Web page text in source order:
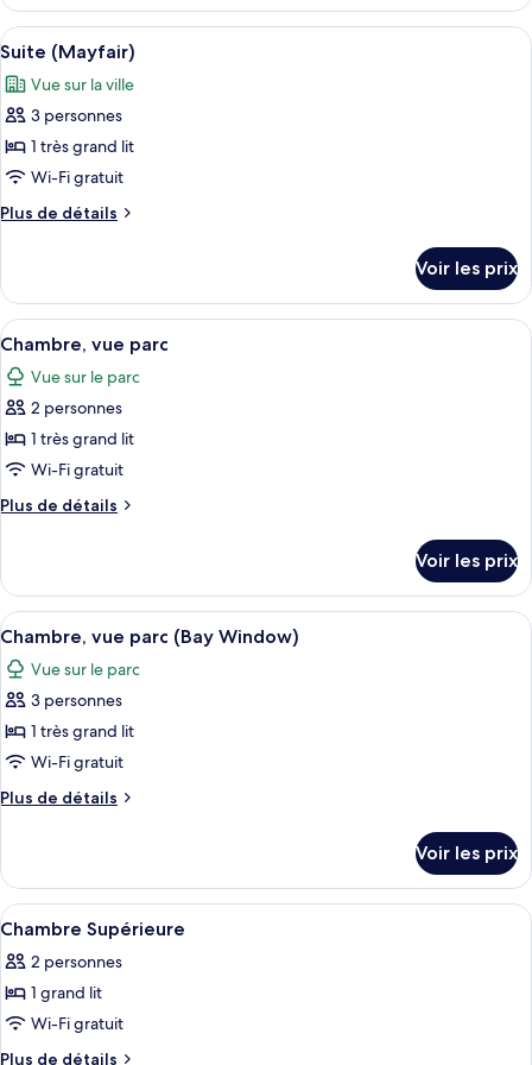
(Green
Park)
type
de
chambre
Suite
(Green
Afficher
toutes
les
photos
pour
ce
type
de
Suite
(Mayfair)
Une chambre d’hôtel comprenant
5
Suite (Mayfair)
Vue sur la ville
3 personnes
1 très grand lit
Wi-Fi gratuit
Plus de détails
Plus
le
type
de
Suite
(Mayfair)
Voir les prix
Afficher
toutes
les
photos
pour
ce
type
de
Chambre,
vue
parc
Une chambre d’hôtel moderne
7
Chambre, vue parc
Vue sur le parc
2 personnes
1 très grand lit
Wi-Fi gratuit
Plus de détails
Plus
le
type
de
Chambre,
vue
Voir les prix
Afficher
toutes
les
photos
pour
ce
type
de
Chambre,
vue
parc
(Bay
Window)
Une chambre d’hôtel avec un grand
6
Chambre, vue parc (Bay Window)
Vue sur le parc
3 personnes
1 très grand lit
Wi-Fi gratuit
Plus de détails
Plus
le
type
de
Chambre,
vue
(Bay
Window)
Voir les prix
Afficher
toutes
les
photos
pour
ce
Une chambre d’hôtel avec un
5
Chambre Supérieure
2 personnes
1 grand lit
Wi-Fi gratuit
Plus de détails
Plus